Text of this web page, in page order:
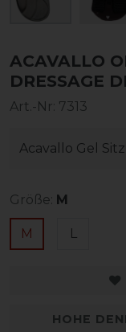
ACAVALLO
DRESSAGE
Art.-Nr: 7313
Acavallo Gel
Größe: M
M L
HOHE